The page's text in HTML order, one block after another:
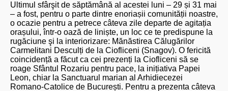
Ultimul sfârşit de săptămână al acestei luni – 29 și 31 mai
– a fost, pentru o parte dintre enoriașii comunității noastre,
o ocazie pentru a petrece câteva zile departe de agitația
orașului, într-o oază de liniște, un loc ce te predispune la
rugăciune şi la interiorizare: Mănăstirea Călugărilor
Carmelitani Desculți de la Ciofliceni (Snagov). O fericită
coincidență a făcut ca cei prezenți la Ciofliceni să se
roage Sfântul Rozariu pentru pace, la inițiativa Papei
Leon, chiar la Sanctuarul marian al Arhidiecezei
Romano-Catolice de București. Pentru a prezenta câteva